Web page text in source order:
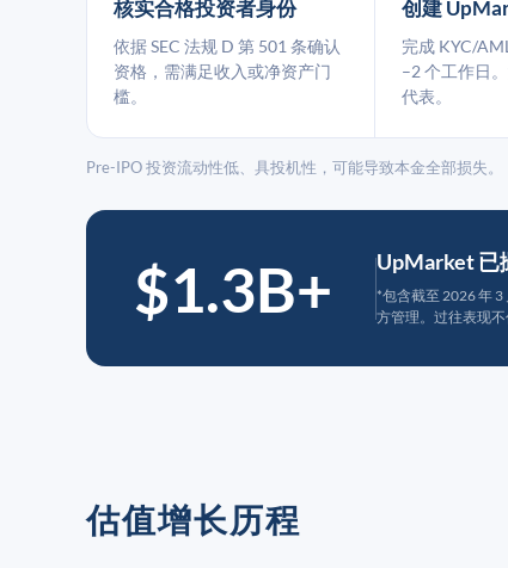
核实合格投资者身份
依据 SEC 法规 D 第 501 条确认
资格，需满足收入或净资产门
槛。
创建
完成 KYC/
–2 个工作日
代表。
Pre-IPO 投资流动性低、具投机性，可能导致本金全部损失。
$1.3B+ UpMarket 已
*包含截至 2026 年
方管理。过往表现不
估值增长历程